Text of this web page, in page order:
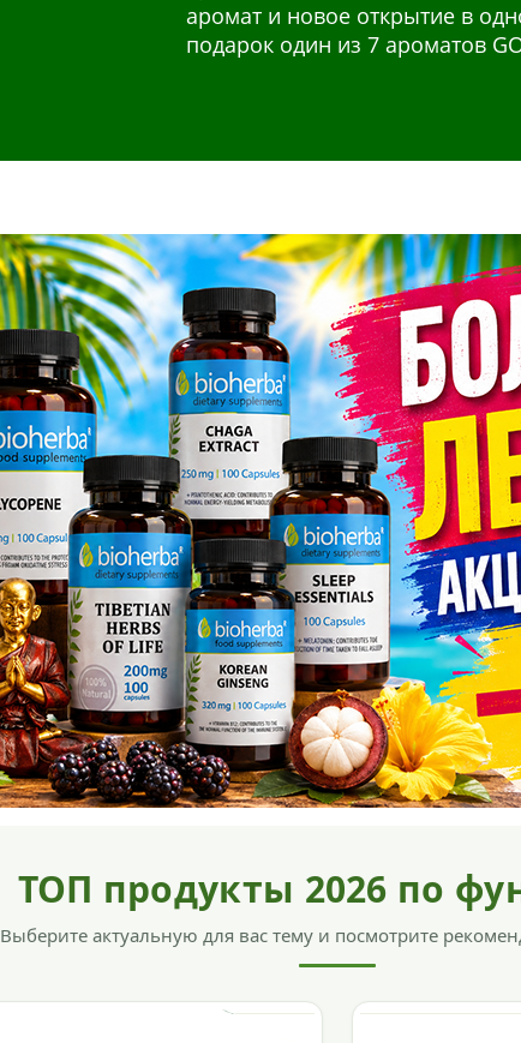
аромат и новое открытие в
подарок один из 7 ароматов
поддержки организма.
потребностей: нервная
волос не содержит аммиак и
ТОП продукты 2026 по
Выберите актуальную для вас тему и посмотрите